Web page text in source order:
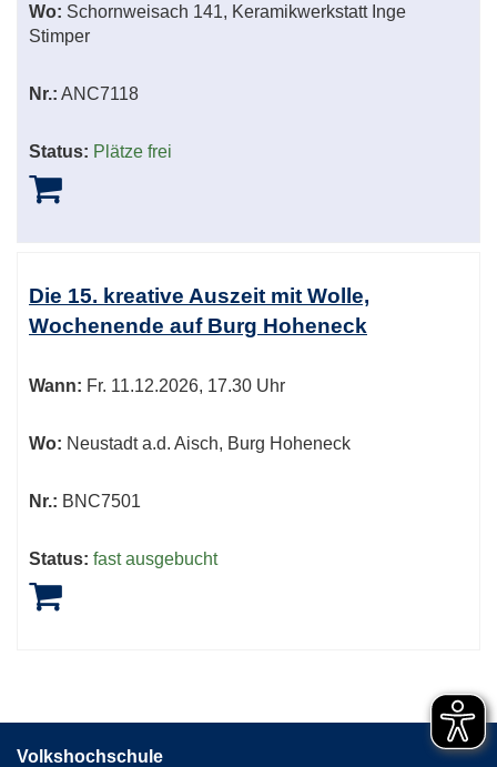
Wo: Schornweisach 141, Keramikwerkstatt Inge
Stimper
Nr.: ANC7118
Status: Plätze frei
Die 15. kreative Auszeit mit Wolle,
Wochenende auf Burg Hoheneck
Wann: Fr. 11.12.2026, 17.30 Uhr
Wo: Neustadt a.d. Aisch, Burg Hoheneck
Nr.: BNC7501
Status: fast ausgebucht
Volkshochschule